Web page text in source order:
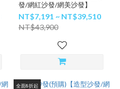
發/網紅沙發/網美沙發】
NT$7,191 ~ NT$39,510
NT$43,900
全面8折起